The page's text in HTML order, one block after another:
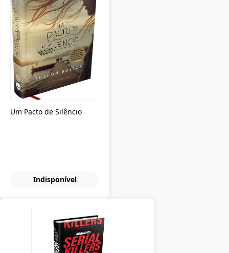
Um Pacto de Silêncio
Indisponível